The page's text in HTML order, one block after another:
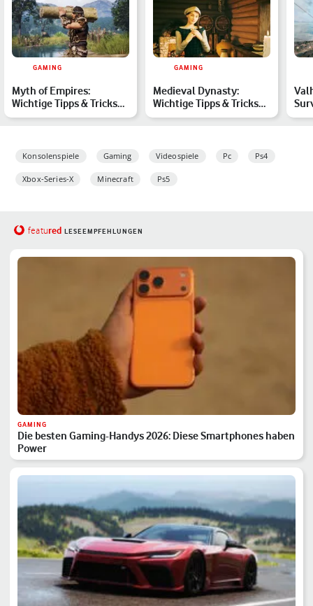
GAMING
Myth of Empires:
Wichtige Tipps & Tricks
für das Überleben im
GAMING
Medieval Dynasty:
Wichtige Tipps & Tricks
zum Release im Guide
Konsolenspiele Gaming Videospiele Pc Ps4
Xbox-Series-X Minecraft Ps5
featured LESEEMPFEHLUNGEN
GAMING
Die besten Gaming-Handys 2026: Diese Smartphones haben
Power